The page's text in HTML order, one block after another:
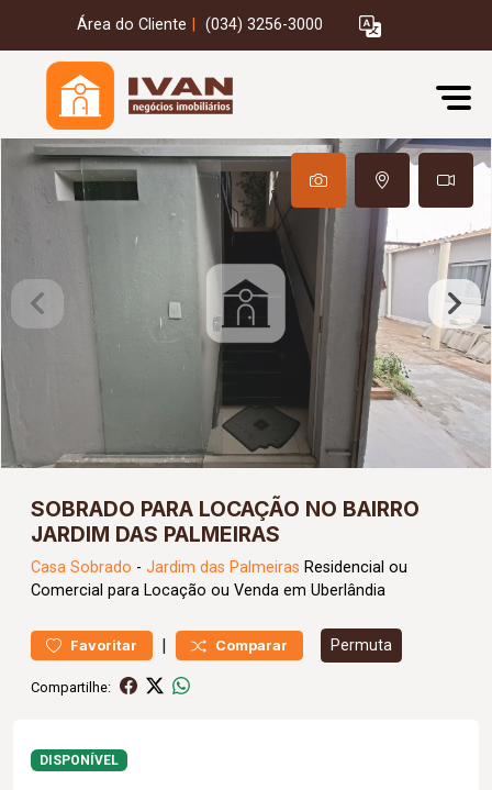
Área do Cliente (034) 3256-3000
SOBRADO PARA LOCAÇÃO NO BAIRRO
JARDIM DAS PALMEIRAS
Casa Sobrado - Jardim das Palmeiras Residencial ou
Comercial para Locação ou Venda em Uberlândia
Favoritar | Comparar Permuta
Compartilhe:
DISPONÍVEL